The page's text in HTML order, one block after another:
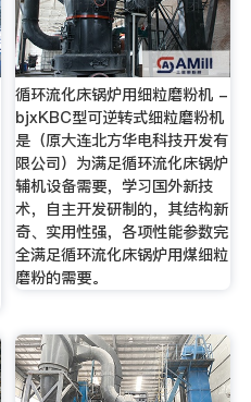
循环流化床锅炉用细粒磨粉机 -
bjxKBC型可逆转式细粒磨粉机
是（原大连北方华电科技开发有
限公司）为满足循环流化床锅炉
辅机设备需要，学习国外新技
术，自主开发研制的，其结构新
奇、实用性强，各项性能参数完
全满足循环流化床锅炉用煤细粒
磨粉的需要。